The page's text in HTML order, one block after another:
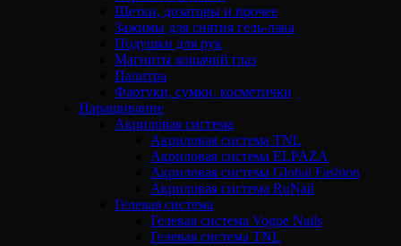
Щетки, дозаторы и прочее
Зажимы для снятия гель-лака
Подушки для рук
Магниты кошачий глаз
Палитра
Фартуки, сумки, косметички
Наращивание
Акриловая система
Акриловая система TNL
Акриловая система ELPAZA
Акриловая система Global Fashion
Акриловая система RuNail
Гелевая система
Гелевая система Vogue Nails
Гелевая система TNL